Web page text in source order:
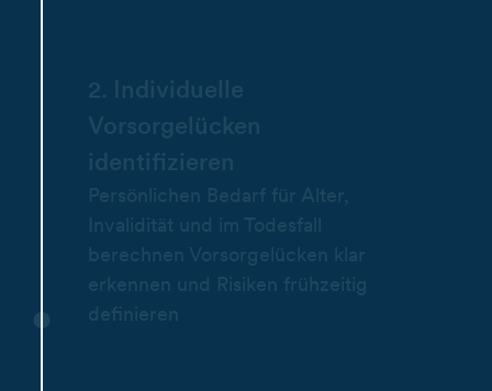
2. Individuelle
Vorsorgelücken
identifizieren
Persönlichen Bedarf für Alter,
Invalidität und im Todesfall
berechnen Vorsorgelücken klar
erkennen und Risiken frühzeitig
definieren